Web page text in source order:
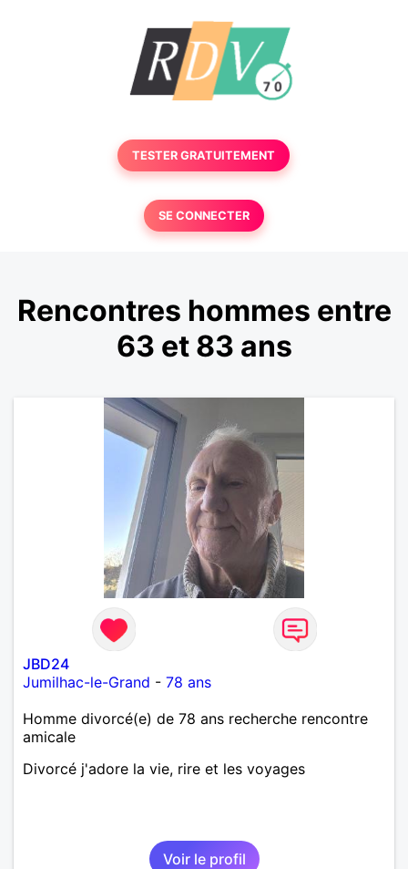
TESTER GRATUITEMENT
SE CONNECTER
Rencontres hommes entre
63 et 83 ans
JBD24
Jumilhac-le-Grand - 78 ans
Homme divorcé(e) de 78 ans recherche rencontre
amicale
Divorcé j'adore la vie, rire et les voyages
Voir le profil